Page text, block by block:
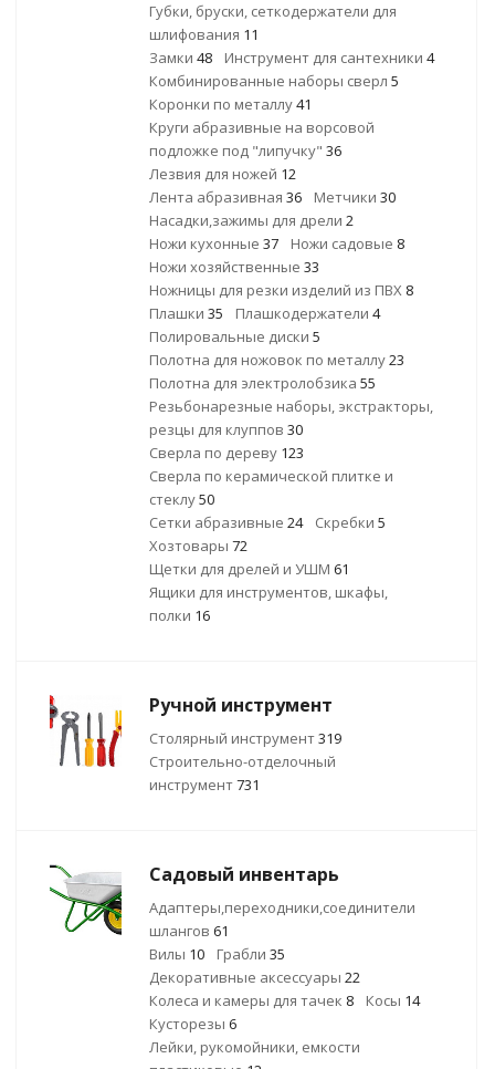
Губки, бруски, сеткодержатели для
шлифования 11
Замки 48 Инструмент для сантехники 4
Комбинированные наборы сверл 5
Коронки по металлу41
Круги абразивные на ворсовой
подложке под "липучку" 36
Лезвия для ножей 12
Лента абразивная 36 Метчики 30
Насадки,зажимы для дрели 2
Ножи кухонные 37 Ножи садовые 8
Ножи хозяйственные 33
Ножницы для резки изделий из ПВХ 8
Плашки 35 Плашкодержатели 4
Полировальные диски 5
Полотна для ножовок по металлу23
Полотна для электролобзика 55
Резьбонарезные наборы, экстракторы,
резцы для клуппов 30
Сверла по дереву 123
Сверла по керамической плитке и
стеклу50
Сетки абразивные 24 Скребки 5
Хозтовары 72
Щетки для дрелей и УШМ 61
Ящики для инструментов, шкафы,
полки 16
Ручной инструмент
Столярный инструмент319
Строительно-отделочный
инструмент731
Садовый инвентарь
Адаптеры,переходники,соединители
шлангов 61
Вилы 10 Грабли 35
Декоративные аксессуары 22
Колеса и камеры для тачек 8 Косы 14
Кусторезы 6
Лейки, рукомойники, емкости